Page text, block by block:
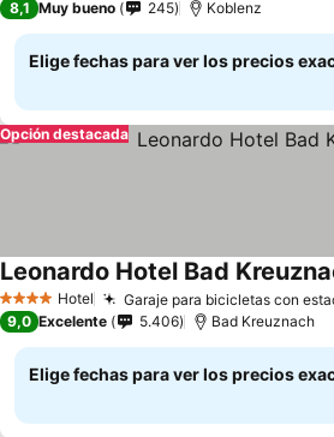
8,1 Muy bueno 245 Koblenz
Elige fechas para ver los precios
Opción destacada
4 EstrellasHotel Garaje para bicicletas con
Leonardo Hotel Bad
9,0 Excelente 5.406 Bad Kreuznach
Elige fechas para ver los precios